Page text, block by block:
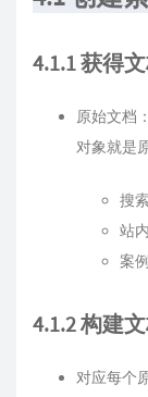
4.1.1 获得
原始文档
对象就是
搜
站
案
4.1.2 构建
对应每个